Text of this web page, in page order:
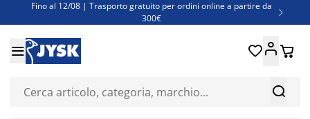
Fino al 12/08 | Trasporto gratuito per ordini online a partire da
300€

Super offerte d'estate | Oltre 1.500 articoli fino al 70%
Finanziamenti - Scegli il piano di rimborso più adatto a te


 